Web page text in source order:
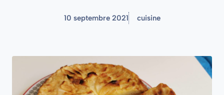
10 septembre 2021 cuisine